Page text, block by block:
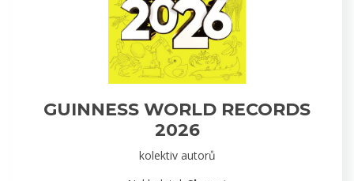
GUINNESS WORLD RECORDS
2026
kolektiv autorů